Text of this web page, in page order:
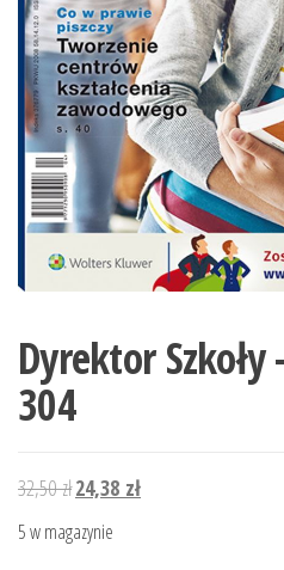
Dyrektor
304
32,50złPierwotna
cena
wynosiła:
24,38 złAktualna
5 w magazynie